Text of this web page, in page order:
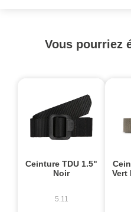
Vous pourriez
Ceinture TDU 1.5"
Noir
5.11
Vert